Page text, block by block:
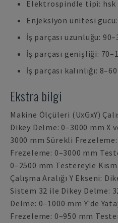
Elektrospindle tipi: hsk
Enjeksiyon ünitesi gücü:
İş parçası uzunluğu:
İş parçası genişliği:
İş parçası kalınlığı:
Ekstra bilgi
Makine Ölçüleri (UxGxY)
Dikey Delme: 0–3000 mm X
3000 mm Sürekli
Frezeleme: 0–3000 mm
0–2500 mm Testereyle
Çalışma Aralığı Y Ekseni:
Sistem 32 ile Dikey Delme:
Delme: 0–1000 mm Y'de
Frezeleme: 0–950 mm